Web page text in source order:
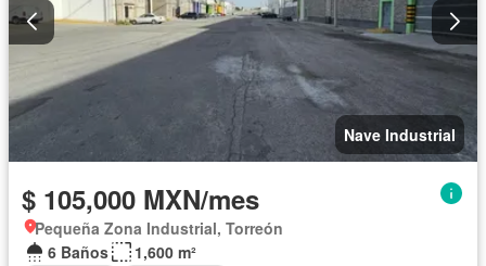
Nave Industrial
$ 105,000 MXN/mes
Pequeña Zona Industrial, Torreón
6 Baños
1,600 m²